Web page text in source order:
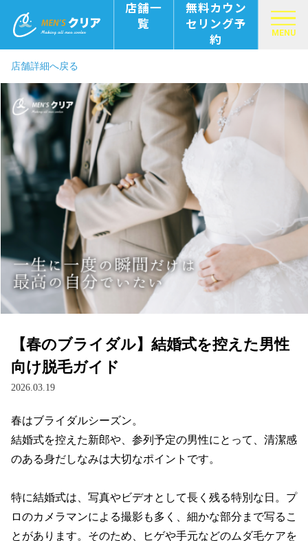
店舗一
覧
無料カウン
セリング予
約
MENU
店舗詳細へ戻る
【春のブライダル】結婚式を控えた男性
向け脱毛ガイド
2026.03.19
春はブライダルシーズン。
結婚式を控えた新郎や、参列予定の男性にとって、清潔感
のある身だしなみは大切なポイントです。
特に結婚式は、写真やビデオとして長く残る特別な日。プ
ロのカメラマンによる撮影も多く、細かな部分まで写るこ
とがあります。そのため、ヒゲや手元などのムダ毛ケアを